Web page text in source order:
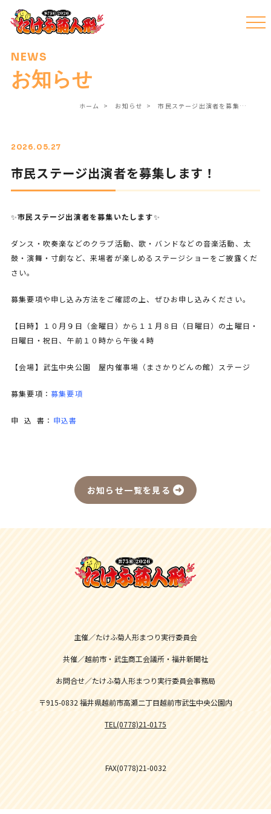
NEWS
お知らせ
ホーム お知らせ 市民ステージ出演者を募集…
2026.05.27
市民ステージ出演者を募集します！
✨市民ステージ出演者を募集いたします✨
ダンス・吹奏楽などのクラブ活動、歌・バンドなどの音楽活動、太
鼓・演舞・寸劇など、来場者が楽しめるステージショーをご披露くだ
さい。
募集要項や申し込み方法をご確認の上、ぜひお申し込みください。
【日時】１０月９日（金曜日）から１１月８日（日曜日）の土曜日・
日曜日・祝日、午前１０時から午後４時
【会場】武生中央公園 屋内催事場（まさかりどんの館）ステージ
募集要項： 募集要項
申 込 書： 申込書
お知らせ一覧を見る
主催／たけふ菊人形まつり実行委員会
共催／越前市・武生商工会議所・福井新聞社
お問合せ／たけふ菊人形まつり実行委員会事務局
〒915-0832 福井県越前市高瀬二丁目越前市武生中央公園内
TEL(0778)21-0175
FAX(0778)21-0032